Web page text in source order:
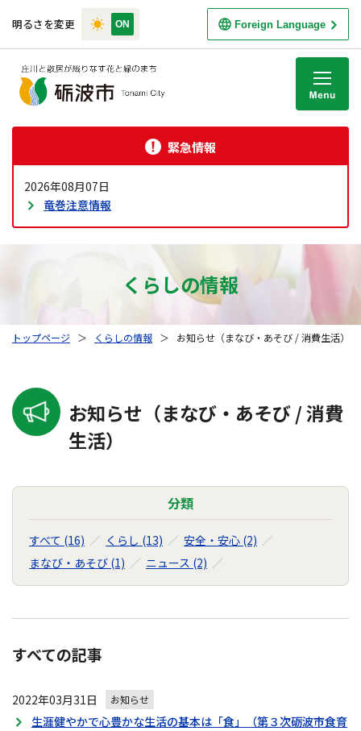
明るさを変更 Foreign Language
緊急情報
2026年08月07日
竜巻注意情報
くらしの情報
トップページ ＞ くらしの情報 ＞ お知らせ（まなび・あそび / 消費生活）
お知らせ（まなび・あそび / 消費
生活）
分類
すべて (16) くらし (13)
安全・安心 (2)
まなび・あそび (1)
ニュース (2)
すべての記事
2022年03月31日 お知らせ
生涯健やかで心豊かな生活の基本は「食」（第３次砺波市食育